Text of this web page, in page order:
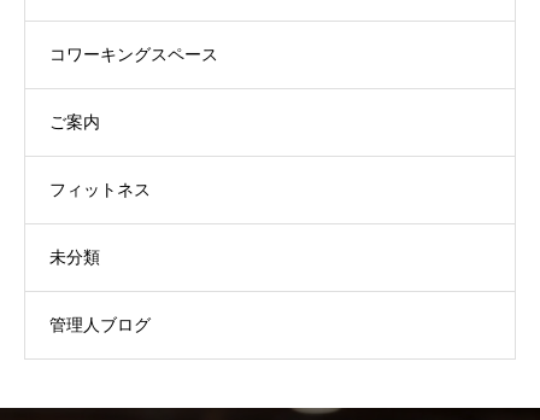
コワーキングスペース
ご案内
フィットネス
未分類
管理人ブログ